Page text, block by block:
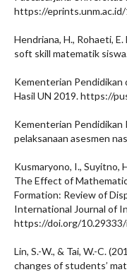
https://
Hendriana, H., Rohaeti, E.
soft skill matematik
Kementerian Pendidikan
Hasil UN 2019. https://
Kementerian Pendidikan
pelaksanaan asesmen
Kusmaryono, I., Suyitno,
The Effect of
Formation: Review of
International Journal of
https://doi.org/10.29333/
Lin, S.-W., & Tai, W.-C.
changes of students’